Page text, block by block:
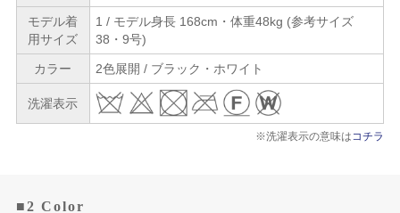
モデル着
用サイズ
1 / モデル身長 168cm・体重48kg (参考サイズ
38・9号)
カラー 2色展開 / ブラック・ホワイト
洗濯表示
※洗濯表示の意味は コチラ
■2 Color